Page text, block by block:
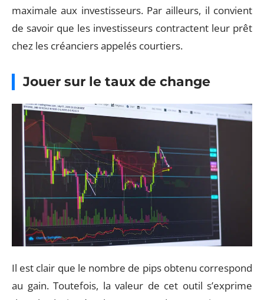
maximale aux investisseurs. Par ailleurs, il convient
de savoir que les investisseurs contractent leur prêt
chez les créanciers appelés courtiers.
Jouer sur le taux de change
Il est clair que le nombre de pips obtenu correspond
au gain. Toutefois, la valeur de cet outil s’exprime